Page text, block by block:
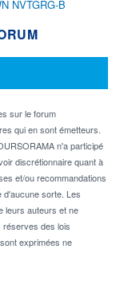
NVTGRG-B
sur le forum
qui en sont émetteurs.
n'a participé
discrétionnaire quant à
et/ou recommandations
d'aucune sorte. Les
leurs auteurs et ne
réserves des lois
exprimées ne